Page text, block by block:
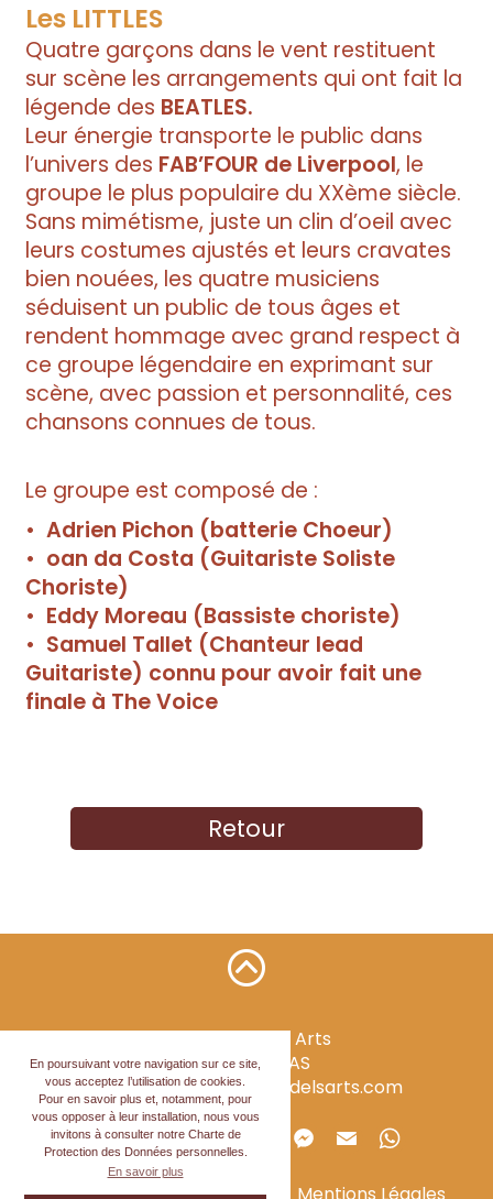
En poursuivant votre navigation sur ce site,
vous acceptez l’utilisation de cookies.
Pour en savoir plus et, notamment, pour
vous opposer à leur installation, nous vous
invitons à consulter notre Charte de
Protection des Données personnelles.
En savoir plus
Les LITTLES
Quatre garçons dans le vent restituent
sur scène les arrangements qui ont fait la
légende des BEATLES.
Leur énergie transporte le public dans
l’univers des FAB’FOUR de Liverpool, le
groupe le plus populaire du XXème siècle.
Sans mimétisme, juste un clin d’oeil avec
leurs costumes ajustés et leurs cravates
bien nouées, les quatre musiciens
séduisent un public de tous âges et
rendent hommage avec grand respect à
ce groupe légendaire en exprimant sur
scène, avec passion et personnalité, ces
chansons connues de tous.
Le groupe est composé de :
• Adrien Pichon (batterie Choeur)
• oan da Costa (Guitariste Soliste
Choriste)
• Eddy Moreau (Bassiste choriste)
• Samuel Tallet (Chanteur lead
Guitariste) connu pour avoir fait une
finale à The Voice
Retour
Mirondela Dels Arts
34120PÉZENAS
contact@mirondeladelsarts.com
Partager la page